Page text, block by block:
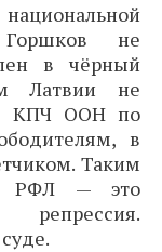
Горшков не
в чёрный
Латвии не
в КПЧ ООН по
в
Таким
РФЛ — это
репрессия.